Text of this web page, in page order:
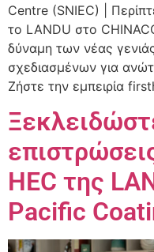
Centre (SNIEC) |
το LANDU στο
δύναμη των νέας
σχεδιασμένων για
Ζήστε την εμπειρία
HEC της
Pacific